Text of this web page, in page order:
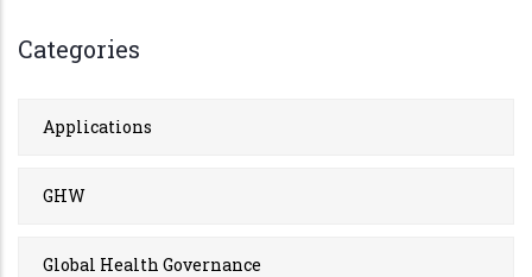
Categories
Applications
GHW
Global Health Governance